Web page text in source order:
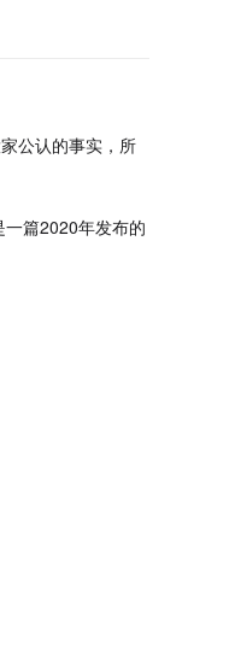
公认的事实，所
篇2020年发布的